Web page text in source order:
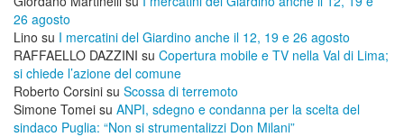
26 agosto
Lino su I mercatini del Giardino anche il 12, 19 e 26 agosto
RAFFAELLO DAZZINI su ​Copertura mobile e TV nella Val di Lima;
si chiede l’azione del comune
Roberto Corsini su Scossa di terremoto
Simone Tomei su ANPI, sdegno e condanna per la scelta del
sindaco Puglia: “Non si strumentalizzi Don Milani”